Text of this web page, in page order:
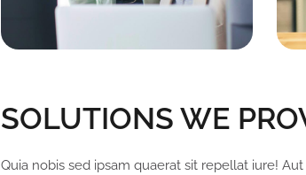
SOLUTIONS WE
Quia nobis sed ipsam quaerat sit repellat iure!